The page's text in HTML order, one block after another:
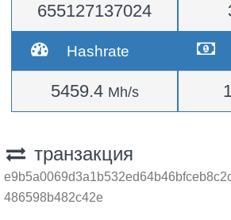
655127137024
Hashrate
5459.4 Mh/s
транзакция
486598b482c42e